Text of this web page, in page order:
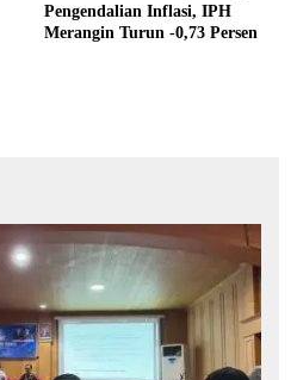
Pengendalian Inflasi, IPH
Merangin Turun -0,73 Persen